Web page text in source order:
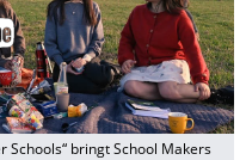
Schools“ bringt School Makers